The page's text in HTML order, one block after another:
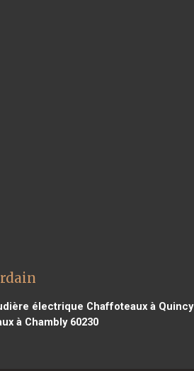
électrique Chaffoteaux à Quincy
à Chambly 60230